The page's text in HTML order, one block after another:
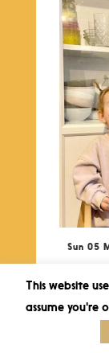
Sun 05
This website
assume you're